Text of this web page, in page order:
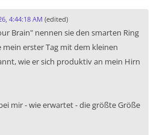
4:44:18 AM (edited)
Brain" nennen sie den smarten Ring
erster Tag mit dem kleinen
wie er sich produktiv an mein Hirn
mir - wie erwartet - die größte Größe